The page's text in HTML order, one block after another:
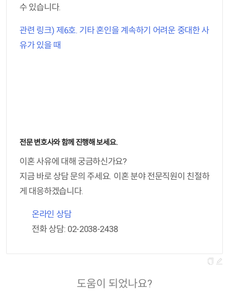
수 있습니다.
관련 링크) 제6호. 기타 혼인을 계속하기 어려운 중대한 사
유가 있을 때
전문 변호사와 함께 진행해 보세요.
이혼 사유에 대해 궁금하신가요?
지금 바로 상담 문의 주세요. 이혼 분야 전문직원이 친절하
게 대응하겠습니다.
온라인 상담
전화 상담: 02-2038-2438
도움이 되었나요?